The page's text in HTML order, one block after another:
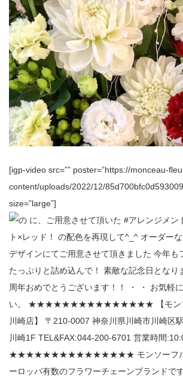
[igp-video src=”” poster=”https://monceau-
content/uploads/2022/12/
size=”large”]